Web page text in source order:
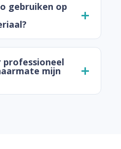
gebruiken op
professioneel
mijn